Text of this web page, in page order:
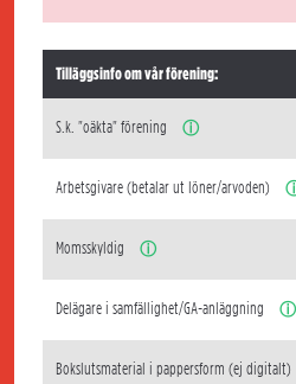
Tilläggsinfo om vår förening:
S.k. "oäkta" förening ⓘ
Arbetsgivare (betalar ut löner/arvoden)
Momsskyldig ⓘ
Delägare i samfällighet/GA-anläggning ⓘ
Bokslutsmaterial i pappersform (ej digitalt)